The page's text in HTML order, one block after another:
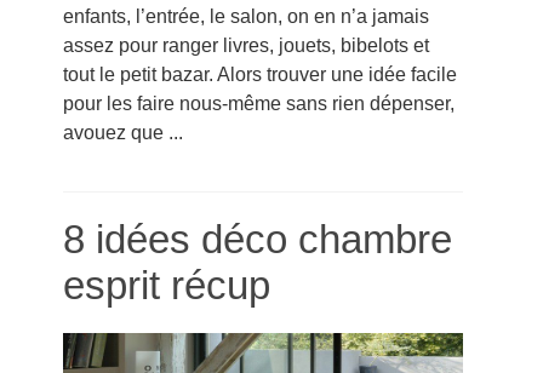
enfants, l’entrée, le salon, on en n’a jamais
assez pour ranger livres, jouets, bibelots et
tout le petit bazar. Alors trouver une idée facile
pour les faire nous-même sans rien dépenser,
avouez que ...
8 idées déco chambre
esprit récup